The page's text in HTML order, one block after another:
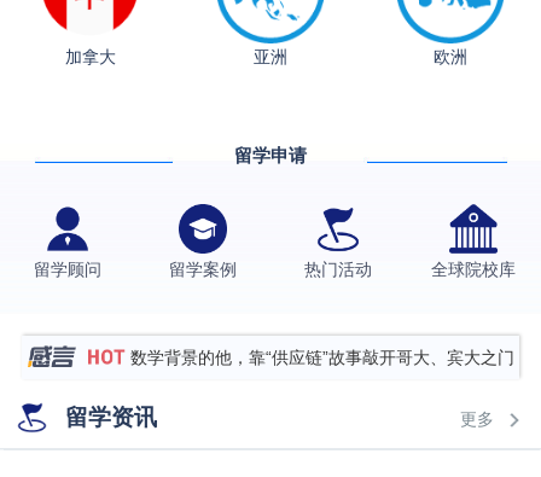
加拿大 亚洲 欧洲
留学申请
留学顾问 留学案例 热门活动 全球院校库
从上海财大2+2到谢菲尔德：低均分逆袭QS百强金
伯明翰大学数字媒体与创意产业硕士录取案例
西南财经大学投资学背景，成功斩获英国名校多份
硕士录取
数学背景的他，靠“供应链”故事敲开哥大、宾大之门
专科逆袭伦敦大学学院UCL录取案例解析
香港浸会大学伦理与公共事务硕士录取
留学资讯 更多